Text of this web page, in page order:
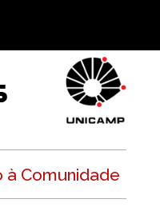
à Comunidade